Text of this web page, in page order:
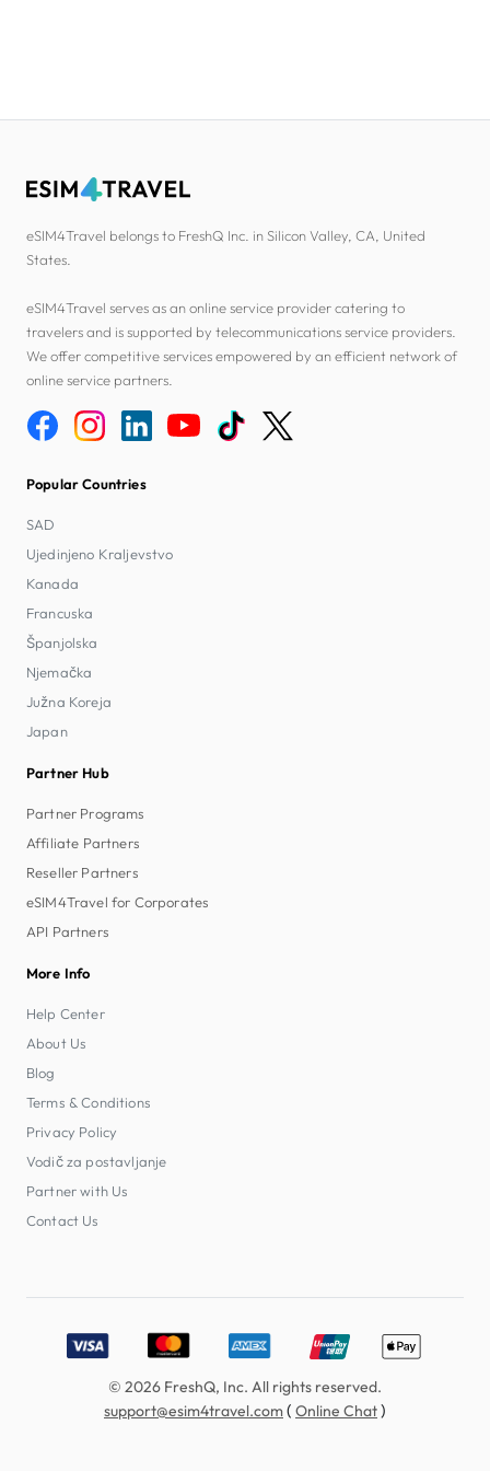
eSIM4Travel belongs to FreshQ Inc. in Silicon Valley, CA, United
States.
eSIM4Travel serves as an online service provider catering to
travelers and is supported by telecommunications service providers.
We offer competitive services empowered by an efficient network of
online service partners.
Popular Countries
SAD
Ujedinjeno Kraljevstvo
Kanada
Francuska
Španjolska
Njemačka
Južna Koreja
Japan
Partner Hub
Partner Programs
Affiliate Partners
Reseller Partners
eSIM4Travel for Corporates
API Partners
More Info
Help Center
About Us
Blog
Terms & Conditions
Privacy Policy
Vodič za postavljanje
Partner with Us
Contact Us
Accepted payment methods: Visa, MasterCard, American
© 2026 FreshQ, Inc. All rights reserved.
support@esim4travel.com( Online Chat)